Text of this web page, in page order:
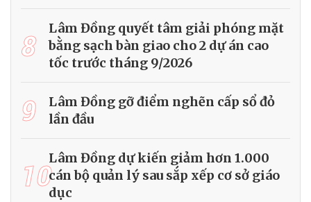
8
Lâm Đồng quyết tâm giải phóng mặt
bằng sạch bàn giao cho 2 dự án cao
tốc trước tháng 9/2026
9
Lâm Đồng gỡ điểm nghẽn cấp sổ đỏ
lần đầu
10Lâm Đồng dự kiến giảm hơn 1.000
cán bộ quản lý sau sắp xếp cơ sở giáo
dục